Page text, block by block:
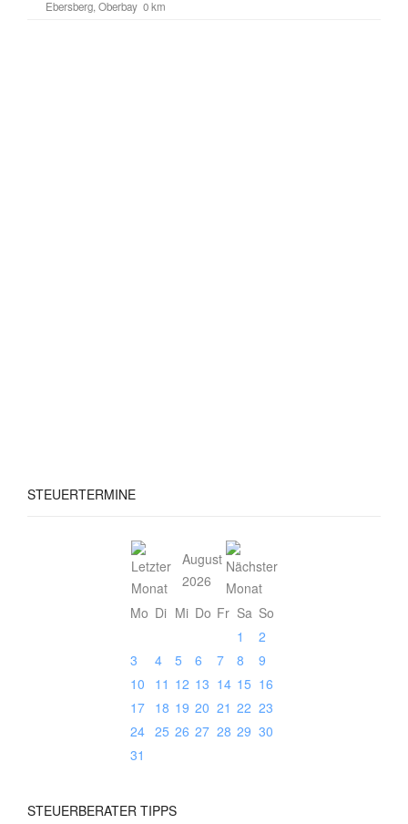
Ebersberg, Oberbay 0 km
STEUERTERMINE
August
2026
Mo Di Mi Do Fr Sa So
1
2
3
4 5 6 7 8
9
10
11 12 13 14 15 16
17
18 19 20 21 22 23
24 25 26 27 28 29 30
31
STEUERBERATER TIPPS